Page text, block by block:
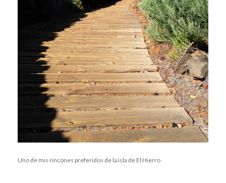
Uno de mis rincones preferidos de la isla de El Hierro